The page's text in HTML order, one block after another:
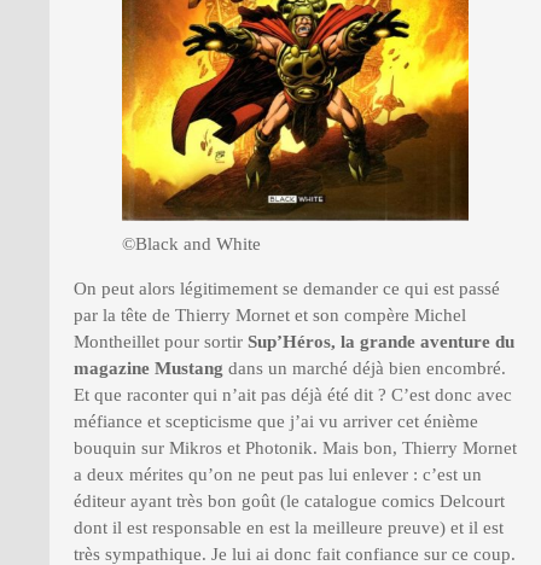
©Black and White
On peut alors légitimement se demander ce qui est passé
par la tête de Thierry Mornet et son compère Michel
Montheillet pour sortir Sup’Héros, la grande aventure du
magazine Mustang dans un marché déjà bien encombré.
Et que raconter qui n’ait pas déjà été dit ? C’est donc avec
méfiance et scepticisme que j’ai vu arriver cet énième
bouquin sur Mikros et Photonik. Mais bon, Thierry Mornet
a deux mérites qu’on ne peut pas lui enlever : c’est un
éditeur ayant très bon goût (le catalogue comics Delcourt
dont il est responsable en est la meilleure preuve) et il est
très sympathique. Je lui ai donc fait confiance sur ce coup.